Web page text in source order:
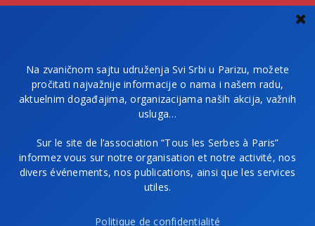
Na zvaničnom sajtu udruženja Svi Srbi u Parizu, možete
pročitati najvažnije informacije o nama i našem radu,
aktuelnim događajima, organizacijama naših akcija, važnih
usluga…
Sur le site de l’association “Tous les Serbes à Paris”
informez vous sur notre organisation et notre activité, nos
divers événements, nos publications, ainsi que les services
utiles.
Politique de confidentialité